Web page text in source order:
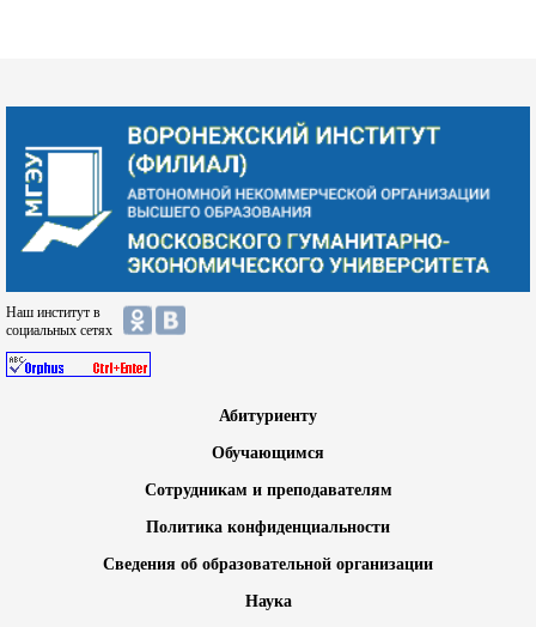
Наш институт в
социальных сетях
Абитуриенту
Обучающимся
Сотрудникам и преподавателям
Политика конфиденциальности
Сведения об образовательной организации
Наука